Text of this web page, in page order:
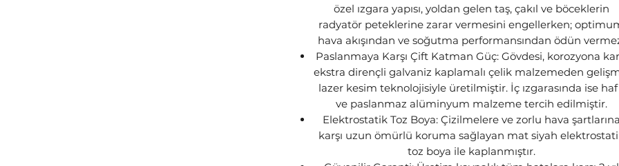
özel ızgara yapısı, yoldan gelen taş, çakıl ve böceklerin
radyatör peteklerine zarar vermesini engellerken;
hava akışından ve soğutma performansından ödün
Paslanmaya Karşı Çift Katman Güç: Gövdesi, korozyona
ekstra dirençli galvaniz kaplamalı çelik malzemeden
lazer kesim teknolojisiyle üretilmiştir. İç ızgarasında ise
ve paslanmaz alüminyum malzeme tercih edilmiştir.
Elektrostatik Toz Boya: Çizilmelere ve zorlu hava şartlarına
karşı uzun ömürlü koruma sağlayan mat siyah
toz boya ile kaplanmıştır.